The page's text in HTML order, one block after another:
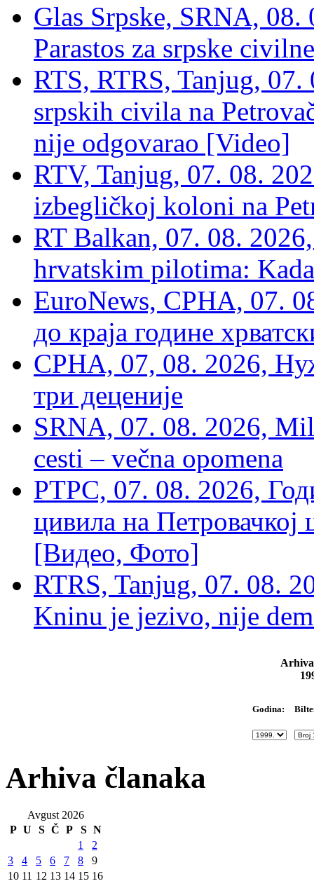
Glas Srpske, SRNA,
Parastos za srpske
RTS, RTRS, Tanjug,
srpskih civila na
nije odgovarao [Video]
RTV, Tanjug, 07. 08.
izbegličkoj koloni na
RT Balkan, 07. 08.
hrvatskim pilotima:
EuroNews, СРНА, 07.
до краја године
СРНА, 07, 08. 2026,
три деценије
SRNA, 07. 08. 2026,
cesti – večna opomena
РТРС, 07. 08. 2026,
цивила на Петровачкој
[Видео, Фото]
RTRS, Tanjug, 07. 08.
Kninu je jezivo, nije
Godina:
Arhiva članaka
Avgust 2026
P U S Č P S N
1
2
3
4 5 6 7 8
9
10 11 12 13 14 15 16